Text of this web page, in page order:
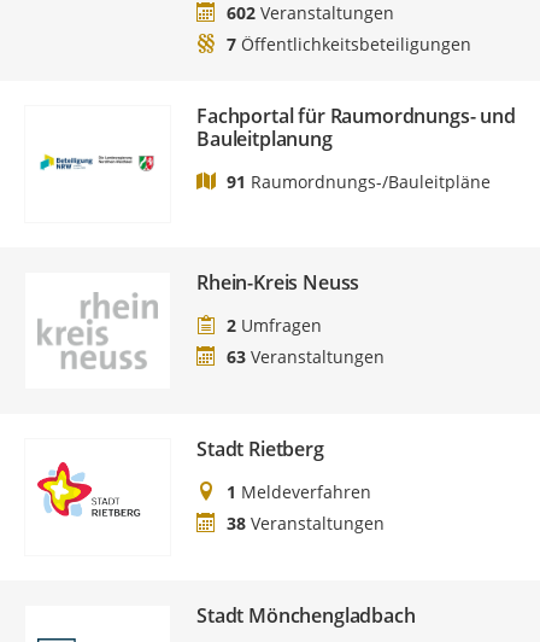
602 Veranstaltungen
7 Öffentlichkeitsbeteiligungen
Fachportal für Raumordnungs- und
Bauleitplanung
91 Raumordnungs-/Bauleitpläne
Rhein-Kreis Neuss
2 Umfragen
63 Veranstaltungen
Stadt Rietberg
1 Meldeverfahren
38 Veranstaltungen
Stadt Mönchengladbach